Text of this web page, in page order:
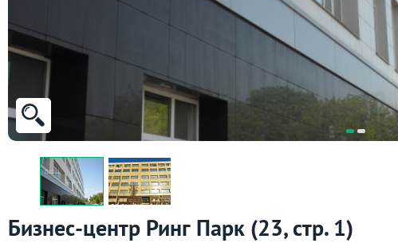
Бизнес-центр Ринг Парк (23, стр. 1)